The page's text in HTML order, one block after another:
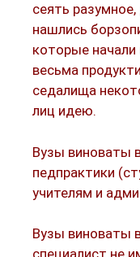
сеять
нашлись
которые начали
весьма
седалища
лиц идею.
Вузы виноваты
педпрактики
учителям и
Вузы виноваты